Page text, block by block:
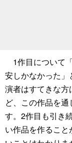
1作目について
安しかなかった
演者はすてきな
ど、この作品を
す。2作目も引き
い作品を作るこ